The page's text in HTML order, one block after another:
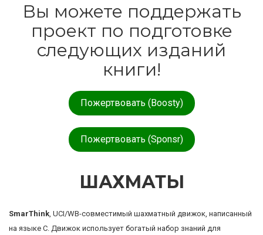
Вы можете поддержать
проект по подготовке
следующих изданий
книги!
Пожертвовать (Boosty)
Пожертвовать (Sponsr)
ШАХМАТЫ
SmarThink, UCI/WB-совместимый шахматный движок, написанный
на языке C. Движок использует богатый набор знаний для